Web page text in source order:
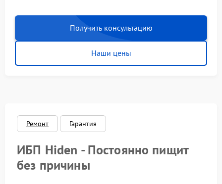
Получить консультацию
Наши цены
Ремонт Гарантия
ИБП Hiden - Постоянно пищит
без причины